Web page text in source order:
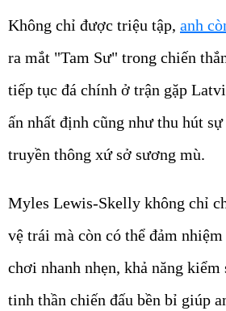
Không chỉ được triệu tập, anh
ra mắt "Tam Sư" trong chiến
tiếp tục đá chính ở trận gặp
ấn nhất định cũng như thu hút
truyền thông xứ sở sương mù.
Myles Lewis-Skelly không chỉ
vệ trái mà còn có thể đảm
chơi nhanh nhẹn, khả năng kiểm
tinh thần chiến đấu bền bỉ giúp